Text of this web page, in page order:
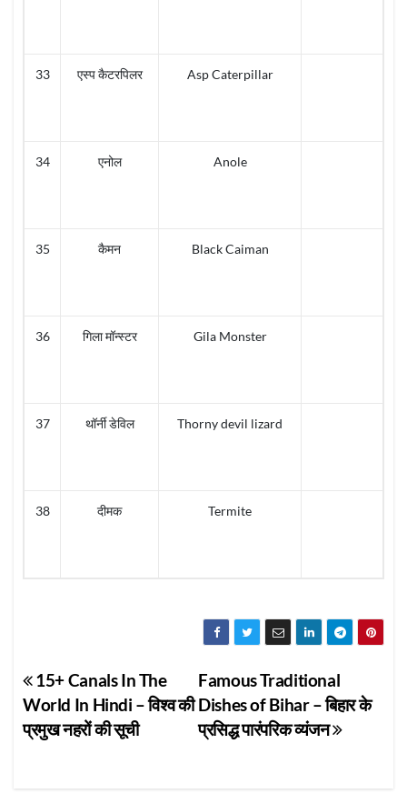
33 एस्प कैटरपिलर Asp Caterpillar
34 एनोल Anole
35 कैमन Black Caiman
36 गिला मॉन्स्टर Gila Monster
37 थॉर्नी डेविल Thorny devil lizard
38 दीमक Termite
Post
navigation
Famous Traditional
Dishes of Bihar – बिहार के
प्रसिद्ध पारंपरिक व्यंजन
15+ Canals In The
World In Hindi – विश्व की
प्रमुख नहरों की सूची